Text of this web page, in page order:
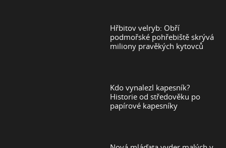
Hřbitov velryb: Obří
podmořské pohřebiště skrývá
miliony pravěkých kytovců
Kdo vynalezl kapesník?
Historie od středověku po
papírové kapesníky